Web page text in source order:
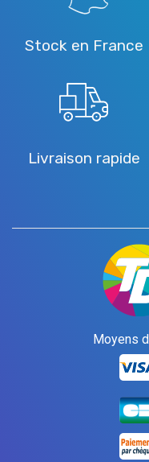
Stock en France
Livraison rapide
Moyens